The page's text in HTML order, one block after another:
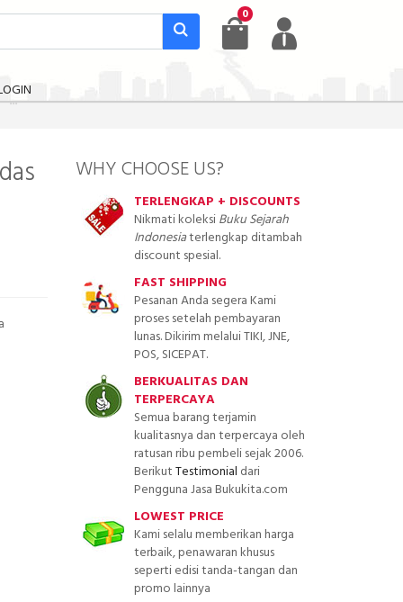
0
WHY CHOOSE US?
TERLENGKAP + DISCOUNTS
Nikmati koleksiBuku Sejarah
Indonesiaterlengkap ditambah
discount spesial.
FAST SHIPPING
Pesanan Anda segera Kami
proses setelah pembayaran
lunas. Dikirim melalui TIKI, JNE,
POS, SICEPAT.
BERKUALITAS DAN
TERPERCAYA
Semua barang terjamin
kualitasnya dan terpercaya oleh
ratusan ribu pembeli sejak 2006.
BerikutTestimonial dari
Pengguna Jasa Bukukita.com
LOWEST PRICE
Kami selalu memberikan harga
terbaik, penawaran khusus
seperti edisi tanda-tangan dan
promo lainnya